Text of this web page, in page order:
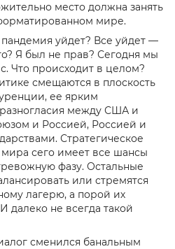
место должна занять
мире.
уйдет? Все уйдет —
Я был не прав? Сегодня мы
Что происходит в целом?
смещаются в плоскость
ее ярким
между США и
и Россией, Россией и
Стратегическое
сего имеет все шансы
фазу. Остальные
или стремятся
лагерю, а порой их
далеко не всегда такой
сменился банальным